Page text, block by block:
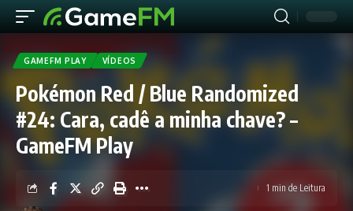
GAMEFM PLAY VÍDEOS
Pokémon Red / Blue Randomized
#24: Cara, cadê a minha chave? –
GameFM Play
1 min de Leitura